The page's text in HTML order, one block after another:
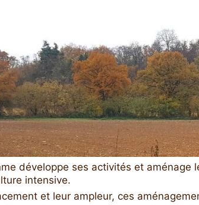
développe ses activités et
intensive.
et leur ampleur, ces